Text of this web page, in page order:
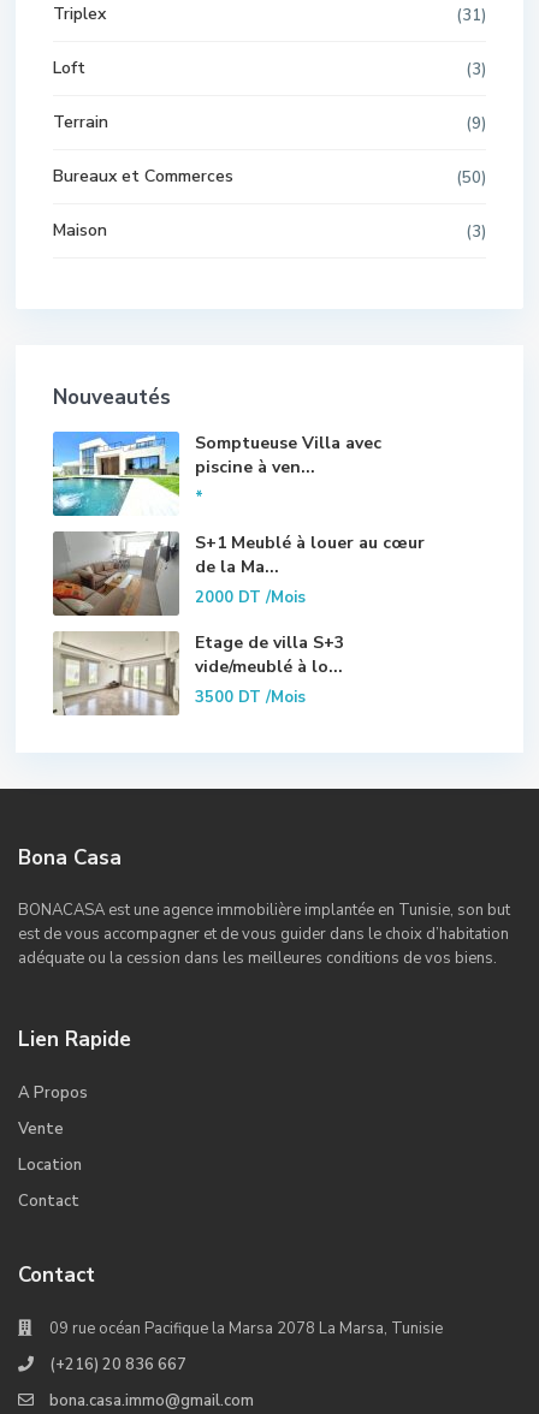
Triplex (31)
Loft (3)
Terrain (9)
Bureaux et Commerces (50)
Maison (3)
Nouveautés
Somptueuse Villa avec
piscine à ven...
*
S+1 Meublé à louer au cœur
de la Ma...
2000 DT/Mois
Etage de villa S+3
vide/meublé à lo...
3500 DT/Mois
Bona Casa
BONACASA est une agence immobilière implantée en Tunisie, son but
est de vous accompagner et de vous guider dans le choix d’habitation
adéquate ou la cession dans les meilleures conditions de vos biens.
Lien Rapide
A Propos
Vente
Location
Contact
Contact
09 rue océan Pacifique la Marsa 2078 La Marsa, Tunisie
(+216) 20 836 667
bona.casa.immo@gmail.com